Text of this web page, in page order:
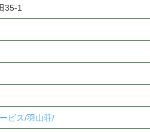
35-1
ビス/羽山荘/